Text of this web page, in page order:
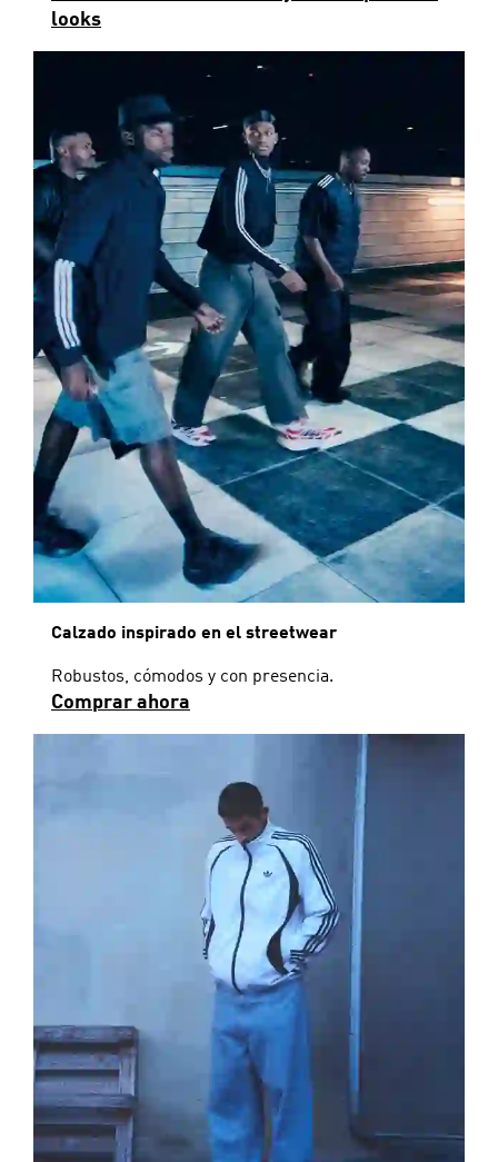
looks
Calzado inspirado en el streetwear
Robustos, cómodos y con presencia.
Comprar ahora